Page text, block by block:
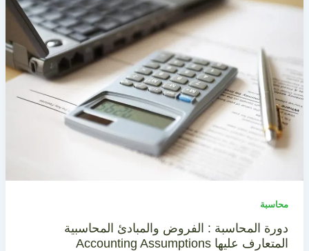
محاسبة
دورة المحاسبة : الفروض والمبادئ المحاسبية
المتعارف عليها Accounting Assumptions